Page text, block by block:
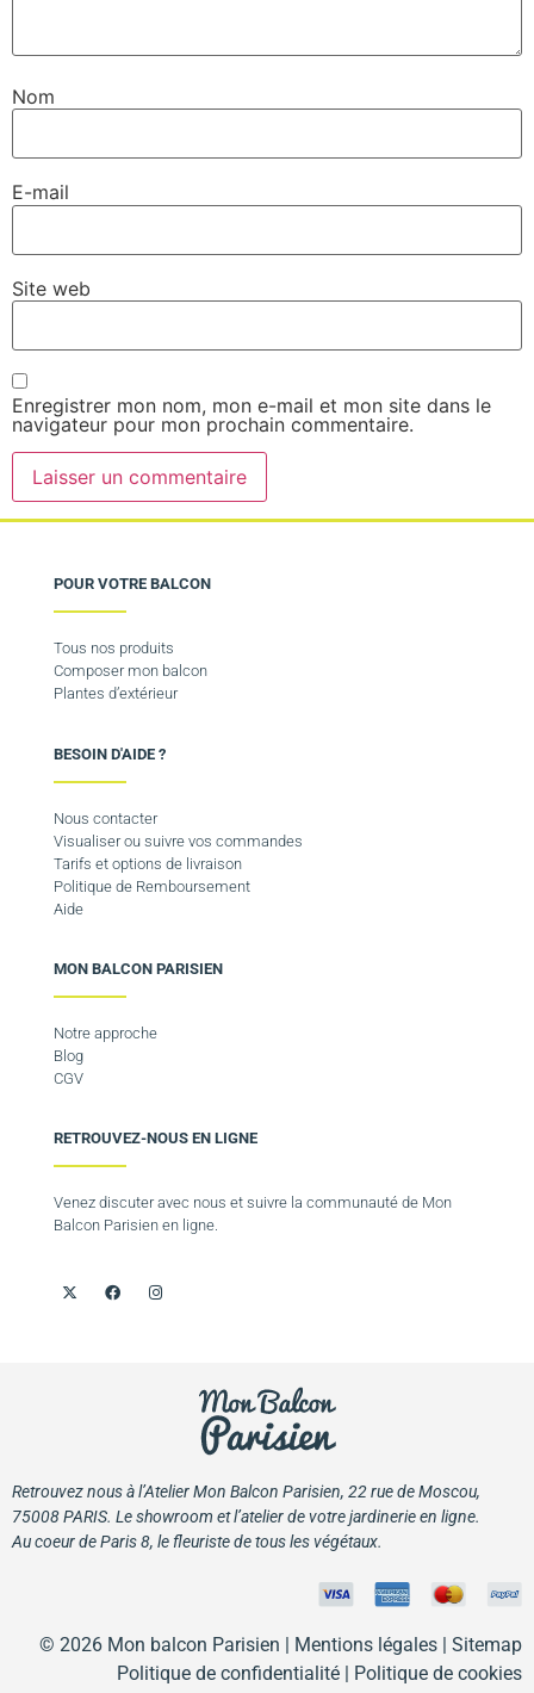
Nom
E-mail
Site web
Enregistrer mon nom, mon e-mail et mon site dans le
navigateur pour mon prochain commentaire.
POUR VOTRE BALCON
Tous nos produits
Composer mon balcon
Plantes d’extérieur
BESOIN D'AIDE ?
Nous contacter
Visualiser ou suivre vos commandes
Tarifs et options de livraison
Politique de Remboursement
Aide
MON BALCON PARISIEN
Notre approche
Blog
CGV
RETROUVEZ-NOUS EN LIGNE
Venez discuter avec nous et suivre la communauté de Mon
Balcon Parisien en ligne.
Retrouvez nous à l’Atelier Mon Balcon Parisien, 22 rue de Moscou,
75008 PARIS. Le showroom et l’atelier de votre jardinerie en ligne.
Au coeur de Paris 8, le fleuriste de tous les végétaux.
© 2026 Mon balcon Parisien | Mentions légales | Sitemap
Politique de confidentialité | Politique de cookies